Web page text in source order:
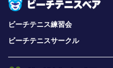
ビーチテニス練習会
ビーチテニスサークル